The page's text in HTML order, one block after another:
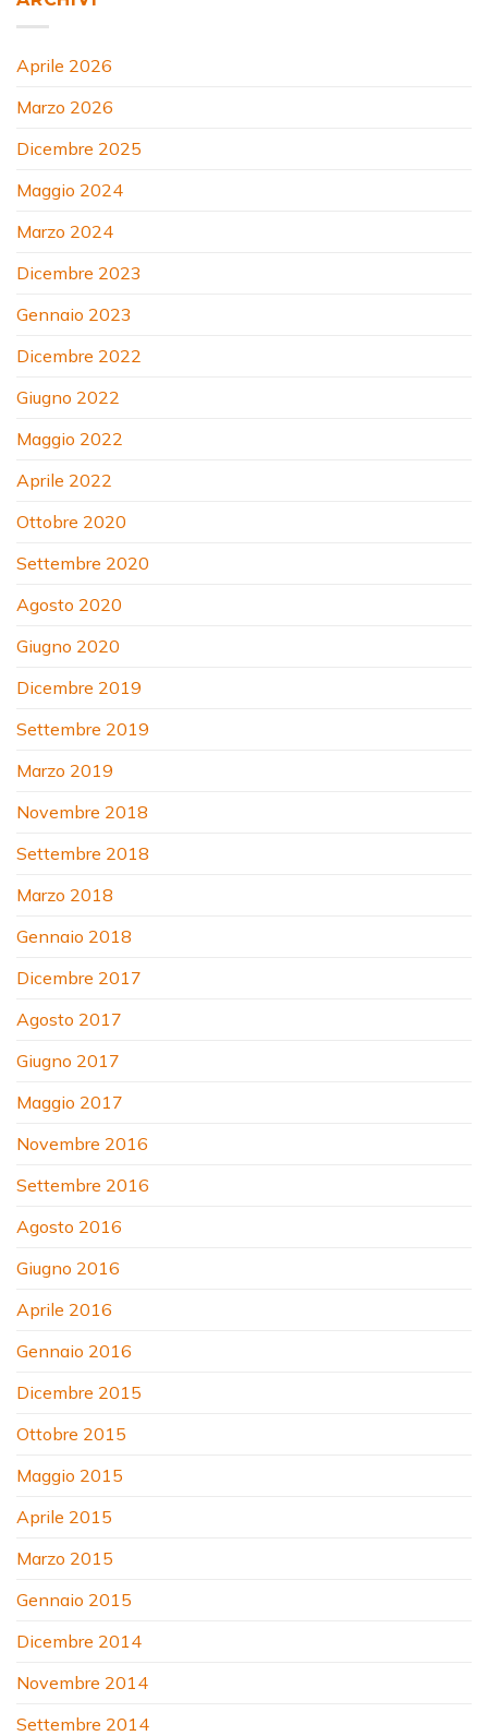
Aprile 2026
Marzo 2026
Dicembre 2025
Maggio 2024
Marzo 2024
Dicembre 2023
Gennaio 2023
Dicembre 2022
Giugno 2022
Maggio 2022
Aprile 2022
Ottobre 2020
Settembre 2020
Agosto 2020
Giugno 2020
Dicembre 2019
Settembre 2019
Marzo 2019
Novembre 2018
Settembre 2018
Marzo 2018
Gennaio 2018
Dicembre 2017
Agosto 2017
Giugno 2017
Maggio 2017
Novembre 2016
Settembre 2016
Agosto 2016
Giugno 2016
Aprile 2016
Gennaio 2016
Dicembre 2015
Ottobre 2015
Maggio 2015
Aprile 2015
Marzo 2015
Gennaio 2015
Dicembre 2014
Novembre 2014
Settembre 2014